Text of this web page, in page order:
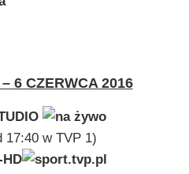
6 CZERWCA 2016
17:40 w TVP 1)